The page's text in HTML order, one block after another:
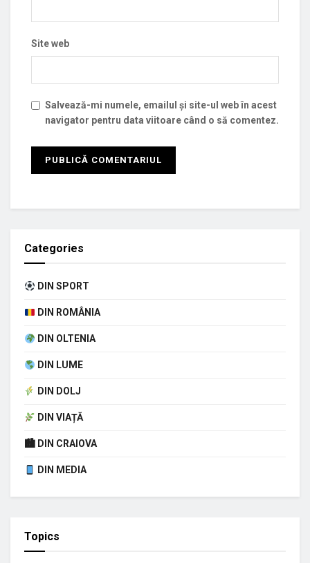
Site web
Salvează-mi numele, emailul și site-ul web în acest
navigator pentru data viitoare când o să comentez.
Categories
DIN SPORT
DIN ROMÂNIA
DIN OLTENIA
DIN LUME
DIN DOLJ
DIN VIAȚĂ
🏙 DIN CRAIOVA
DIN MEDIA
Topics